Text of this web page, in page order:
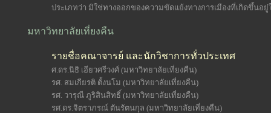
ประเภทว่า มิใช่ทางออกของความขัดแย้งทางการเมืองที่เกิดขึ้นอ
มหาวิทยาลัยเที่ยงคืน
รายชื่อคณาจารย์ และนักวิชาการทั่วประเทศ
ศ.ดร.นิธิ เอียวศรีวงศ์ (มหาวิทยาลัยเที่ยงคืน)
รศ. สมเกียรติ ตั้งนโม (มหาวิทยาลัยเที่ยงคืน)
รศ. วารุณี ภูริสินสิทธิ์ (มหาวิทยาลัยเที่ยงคืน)
รศ.ดร.จิตราภรณ์ ตันรัตนกุล (มหาวิทยาลัยเที่ยงคืน)